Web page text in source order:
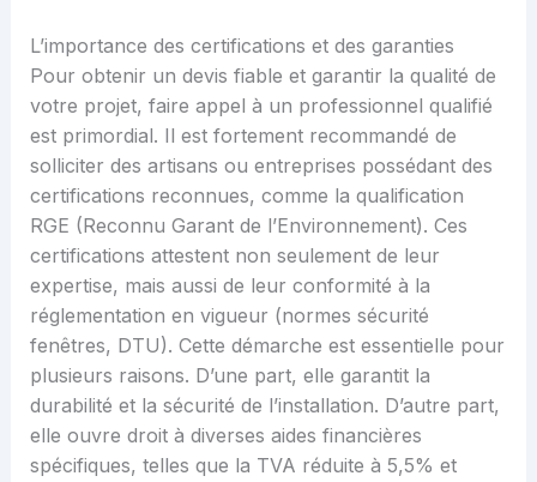
L’importance des certifications et des garanties
Pour obtenir un devis fiable et garantir la qualité de
votre projet, faire appel à un professionnel qualifié
est primordial. Il est fortement recommandé de
solliciter des artisans ou entreprises possédant des
certifications reconnues, comme la qualification
RGE (Reconnu Garant de l’Environnement). Ces
certifications attestent non seulement de leur
expertise, mais aussi de leur conformité à la
réglementation en vigueur (normes sécurité
fenêtres, DTU). Cette démarche est essentielle pour
plusieurs raisons. D’une part, elle garantit la
durabilité et la sécurité de l’installation. D’autre part,
elle ouvre droit à diverses aides financières
spécifiques, telles que la TVA réduite à 5,5% et